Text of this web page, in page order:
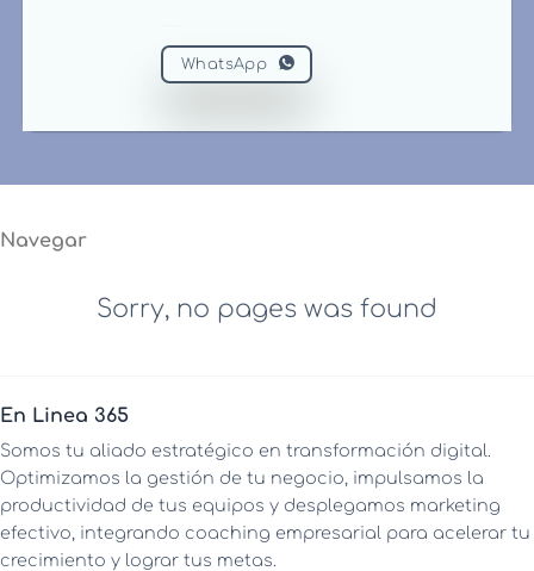
WhatsApp
Navegar
Sorry, no pages was found
En Linea 365
Somos tu aliado estratégico en transformación digital.
Optimizamos la gestión de tu negocio, impulsamos la
productividad de tus equipos y desplegamos marketing
efectivo, integrando coaching empresarial para acelerar tu
crecimiento y lograr tus metas.